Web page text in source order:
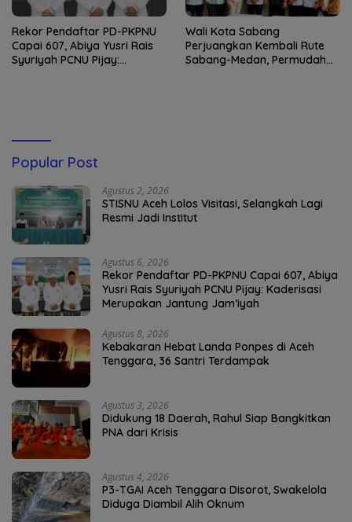
Rekor Pendaftar PD-PKPNU
Capai 607, Abiya Yusri Rais
Syuriyah PCNU Pijay:
Wali Kota Sabang
Perjuangkan Kembali Rute
Sabang-Medan, Permudah
Popular Post
Agustus 2, 2026
STISNU Aceh Lolos Visitasi, Selangkah Lagi
Resmi Jadi Institut
Agustus 6, 2026
Rekor Pendaftar PD-PKPNU Capai 607, Abiya
Yusri Rais Syuriyah PCNU Pijay: Kaderisasi
Merupakan Jantung Jam’iyah
Agustus 8, 2026
Kebakaran Hebat Landa Ponpes di Aceh
Tenggara, 36 Santri Terdampak
Agustus 3, 2026
Didukung 18 Daerah, Rahul Siap Bangkitkan
PNA dari Krisis
Agustus 4, 2026
P3-TGAI Aceh Tenggara Disorot, Swakelola
Diduga Diambil Alih Oknum